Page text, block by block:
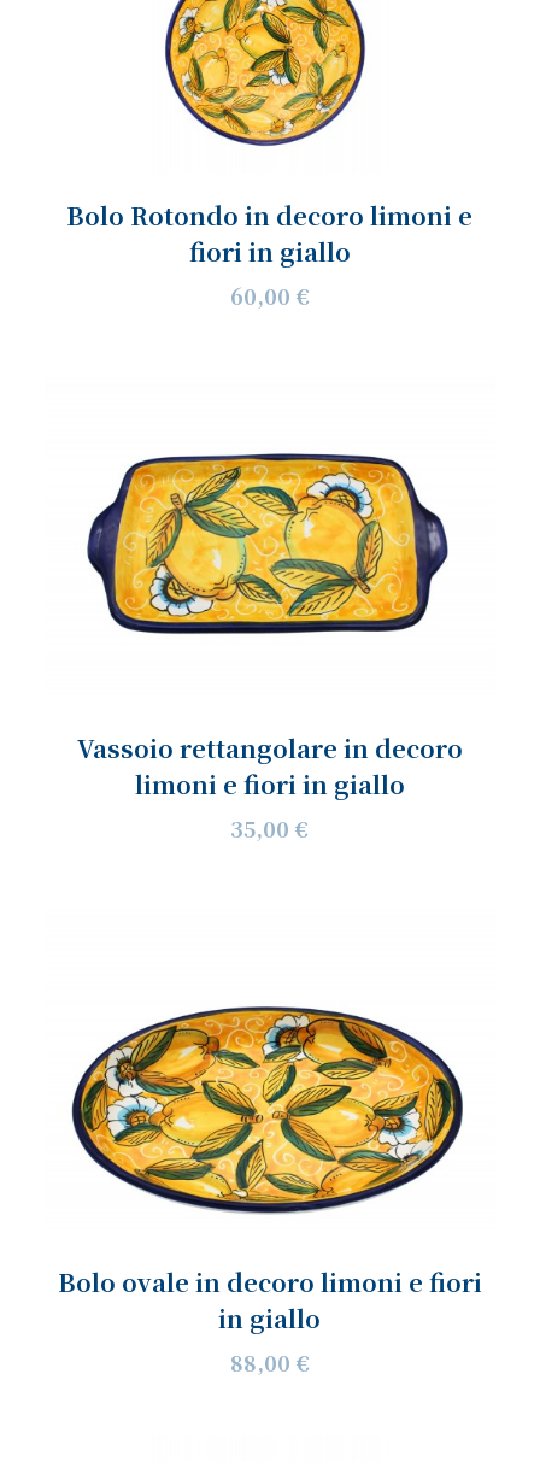
Bolo Rotondo in decoro limoni e
fiori in giallo
60,00 €
Vassoio rettangolare in decoro
limoni e fiori in giallo
35,00 €
Bolo ovale in decoro limoni e fiori
in giallo
88,00 €